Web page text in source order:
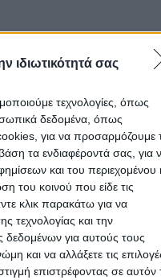
ιδιωτικότητά σας
τεχνολογίες, όπως
δεδομένα, όπως
για να προσαρμόζουμε
τα ενδιαφέροντά σας, για
και του περιεχομένου
του κοινού που είδε τις
κλικ παρακάτω για να
τεχνολογίας και την
για αυτούς τους
και να αλλάξετε τις
επιστρέφοντας σε αυτόν